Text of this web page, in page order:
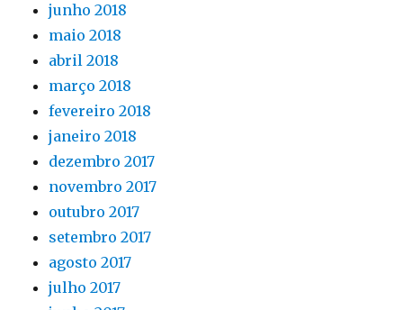
junho 2018
maio 2018
abril 2018
março 2018
fevereiro 2018
janeiro 2018
dezembro 2017
novembro 2017
outubro 2017
setembro 2017
agosto 2017
julho 2017